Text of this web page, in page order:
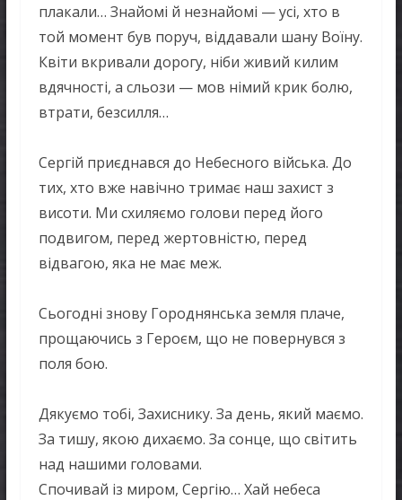
плакали… Знайомі й незнайомі — усі, хто в
той момент був поруч, віддавали шану Воїну.
Квіти вкривали дорогу, ніби живий килим
вдячності, а сльози — мов німий крик болю,
втрати, безсилля…
Сергій приєднався до Небесного війська. До
тих, хто вже навічно тримає наш захист з
висоти. Ми схиляємо голови перед його
подвигом, перед жертовністю, перед
відвагою, яка не має меж.
Сьогодні знову Городнянська земля плаче,
прощаючись з Героєм, що не повернувся з
поля бою.
Дякуємо тобі, Захиснику. За день, який маємо.
За тишу, якою дихаємо. За сонце, що світить
над нашими головами.
Спочивай із миром, Сергію… Хай небеса